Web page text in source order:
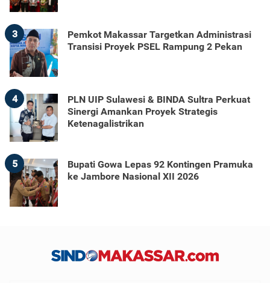
3
Pemkot Makassar Targetkan Administrasi
Transisi Proyek PSEL Rampung 2 Pekan
4
PLN UIP Sulawesi & BINDA Sultra Perkuat
Sinergi Amankan Proyek Strategis
Ketenagalistrikan
5
Bupati Gowa Lepas 92 Kontingen Pramuka
ke Jambore Nasional XII 2026